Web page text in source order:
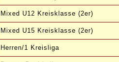
Mixed U12 Kreisklasse (2er)
Mixed U15 Kreisklasse (2er)
Herren/1 Kreisliga